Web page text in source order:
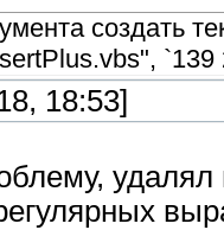
создать
18:53]